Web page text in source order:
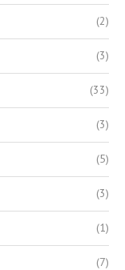
(2)
(3)
(33)
(3)
(5)
(3)
(1)
(7)